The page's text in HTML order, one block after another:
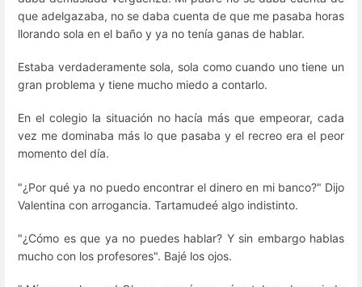
que adelgazaba, no se daba cuenta de que me pasaba horas
llorando sola en el baño y ya no tenía ganas de hablar.
Estaba verdaderamente sola, sola como cuando uno tiene un
gran problema y tiene mucho miedo a contarlo.
En el colegio la situación no hacía más que empeorar, cada
vez me dominaba más lo que pasaba y el recreo era el peor
momento del día.
"¿Por qué ya no puedo encontrar el dinero en mi banco?" Dijo
Valentina con arrogancia. Tartamudeé algo indistinto.
"¿Cómo es que ya no puedes hablar? Y sin embargo hablas
mucho con los profesores". Bajé los ojos.